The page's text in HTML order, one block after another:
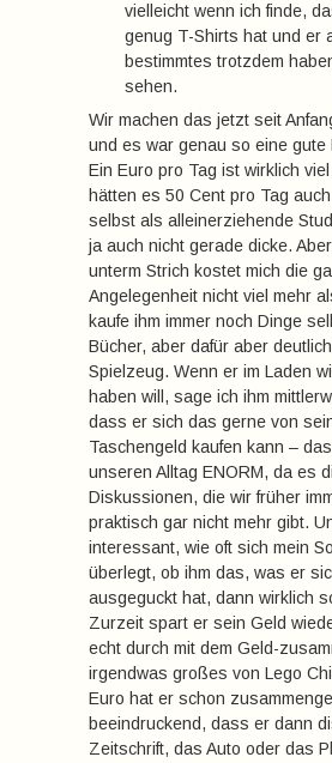
vielleicht wenn ich finde,
genug T-Shirts hat und er
bestimmtes trotzdem
sehen.
Wir machen das jetzt seit
und es war genau so eine gute
Ein Euro pro Tag ist wirklich
hätten es 50 Cent pro Tag
selbst als alleinerziehende
ja auch nicht gerade dicke.
unterm Strich kostet mich die
Angelegenheit nicht viel mehr
kaufe ihm immer noch Dinge
Bücher, aber dafür aber
Spielzeug. Wenn er im Laden
haben will, sage ich ihm
dass er sich das gerne von
Taschengeld kaufen kann –
unseren Alltag ENORM, da es
Diskussionen, die wir früher
praktisch gar nicht mehr gibt.
interessant, wie oft sich mein
überlegt, ob ihm das, was er
ausgeguckt hat, dann wirklich
Zurzeit spart er sein Geld
echt durch mit dem Geld-
irgendwas großes von Lego
Euro hat er schon
beeindruckend, dass er dann
Zeitschrift, das Auto oder das